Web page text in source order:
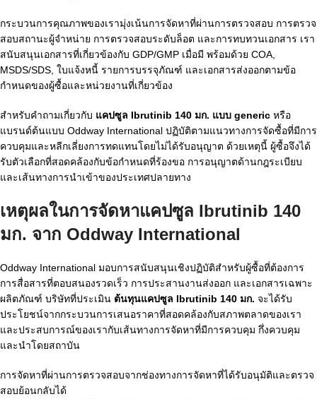
กระบวนการคุณภาพของเรามุ่งเน้นการจัดหาที่ผ่านการตรวจสอบ การตรวจ
สอบสถานะผู้จำหน่าย การตรวจสอบระดับล็อต และการทบทวนเอกสาร เรา
สนับสนุนเอกสารที่เกี่ยวข้องกับ GDP/GMP เมื่อมี พร้อมด้วย COA,
MSDS/SDS, ใบแจ้งหนี้ รายการบรรจุภัณฑ์ และเอกสารส่งออกตามข้อ
กำหนดของผู้ซื้อและหน่วยงานที่เกี่ยวข้อง
สำหรับคำถามเกี่ยวกับ แคปซูล Ibrutinib 140 มก. แบบ generic หรือ
แบรนด์ต้นแบบ Oddway International ปฏิบัติตามแนวทางการจัดซื้อที่มีการ
ควบคุมและหลีกเลี่ยงการทดแทนโดยไม่ได้รับอนุญาต ด้วยเหตุนี้ ผู้ซื้อจึงได้
รับตัวเลือกที่สอดคล้องกับข้อกำหนดที่ร้องขอ การอนุญาตด้านกฎระเบียบ
และเส้นทางการนำเข้าของประเทศปลายทาง
เหตุผลในการจัดหาแคปซูล Ibrutinib 140
มก. จาก Oddway International
Oddway International มอบการสนับสนุนเชิงปฏิบัติสำหรับผู้ซื้อที่ต้องการ
การสื่อสารที่ตอบสนองรวดเร็ว การประสานงานส่งออก และเอกสารเฉพาะ
ผลิตภัณฑ์ บริษัทที่ประเมิน ต้นทุนแคปซูล Ibrutinib 140 มก. จะได้รับ
ประโยชน์จากกระบวนการเสนอราคาที่สอดคล้องกับสภาพตลาดของเรา
และประสบการณ์ของเรากับเส้นทางการจัดหาที่มีการควบคุม กึ่งควบคุม
และนำโดยสถาบัน
การจัดหาที่ผ่านการตรวจสอบจากช่องทางการจัดหาที่ได้รับอนุมัติและตรวจ
สอบย้อนกลับได้